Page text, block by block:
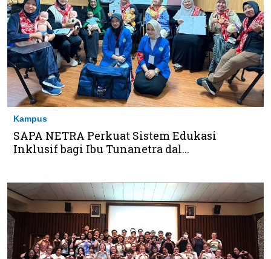
Kampus
SAPA NETRA Perkuat Sistem Edukasi
Inklusif bagi Ibu Tunanetra dal...